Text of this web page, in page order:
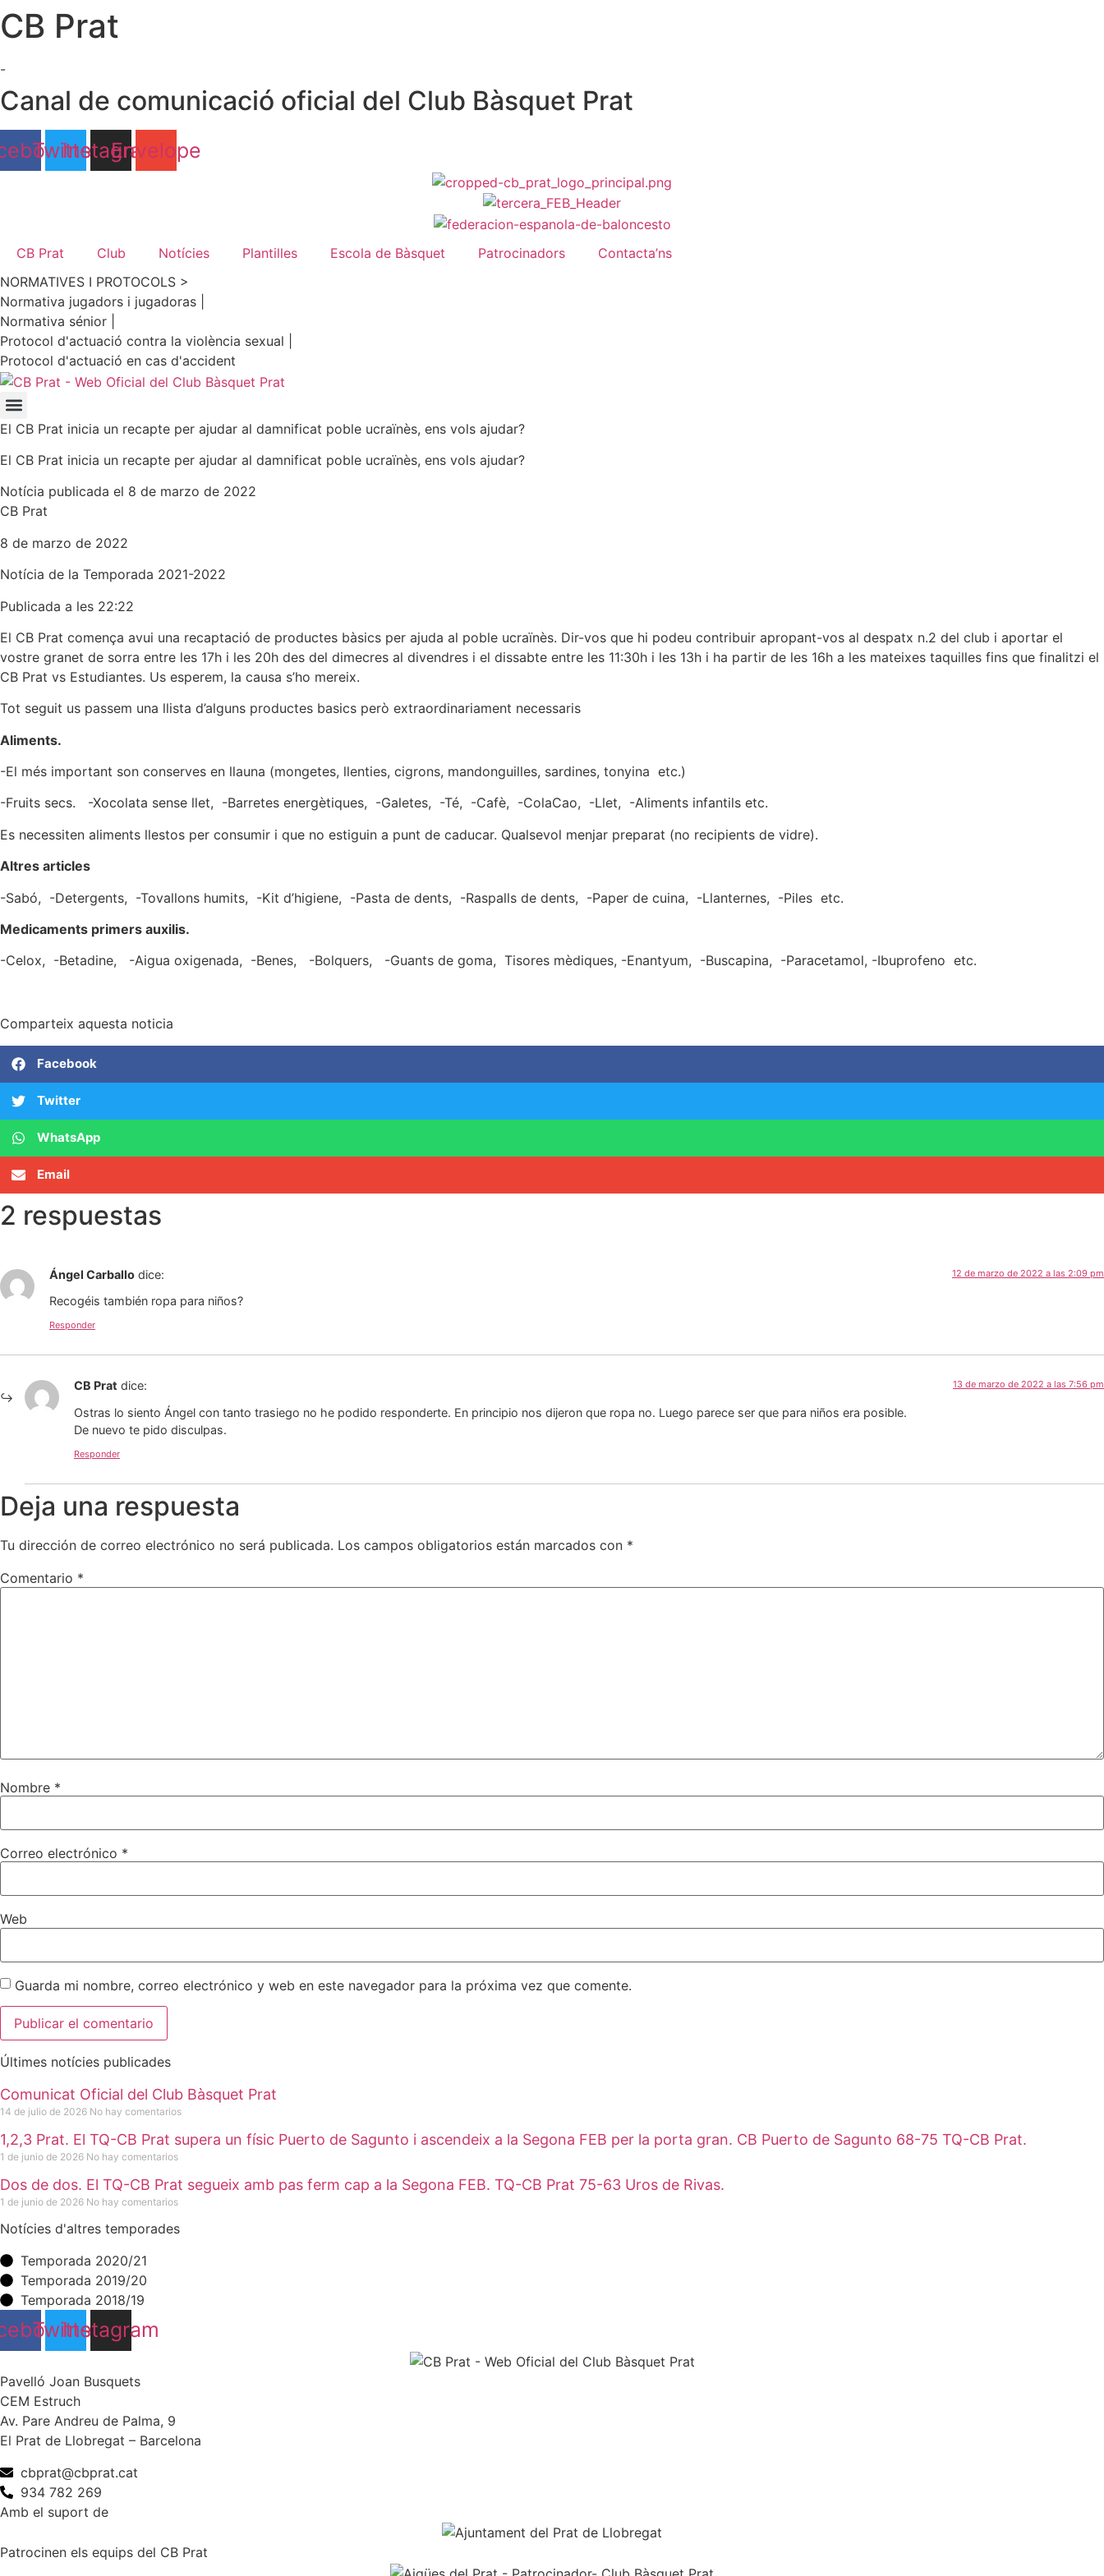
Ir
al
CB Prat
-
Canal de comunicació oficial del Club Bàsquet Prat
Twitter
Instagram
Envelope
CB Prat Club Notícies Plantilles Escola de Bàsquet Patrocinadors
Contacta’ns
NORMATIVES I PROTOCOLS >
Normativa jugadors i jugadoras |
Normativa sénior |
Protocol d'actuació contra la violència sexual |
Protocol d'actuació en cas d'accident
El CB Prat inicia un recapte per ajudar al damnificat poble ucraïnès, ens vols ajudar?
El CB Prat inicia un recapte per ajudar al damnificat poble ucraïnès, ens vols ajudar?
Notícia publicada el 8 de marzo de 2022
CB Prat
8 de marzo de 2022
Notícia de la Temporada 2021-2022
Publicada a les 22:22
El CB Prat comença avui una recaptació de productes bàsics per ajuda al poble ucraïnès. Dir-vos que hi podeu contribuir apropant-vos al despatx n.2 del club i aportar el
vostre granet de sorra entre les 17h i les 20h des del dimecres al divendres i el dissabte entre les 11:30h i les 13h i ha partir de les 16h a les mateixes taquilles fins que finalitzi el
CB Prat vs Estudiantes. Us esperem, la causa s’ho mereix.
Tot seguit us passem una llista d’alguns productes basics però extraordinariament necessaris
Aliments.
-El més important son conserves en llauna (mongetes, llenties, cigrons, mandonguilles, sardines, tonyina etc.)
-Fruits secs. -Xocolata sense llet, -Barretes energètiques, -Galetes, -Té, -Cafè, -ColaCao, -Llet, -Aliments infantils etc.
Es necessiten aliments llestos per consumir i que no estiguin a punt de caducar. Qualsevol menjar preparat (no recipients de vidre).
Altres articles
-Sabó, -Detergents, -Tovallons humits, -Kit d’higiene, -Pasta de dents, -Raspalls de dents, -Paper de cuina, -Llanternes, -Piles etc.
Medicaments primers auxilis.
-Celox, -Betadine, -Aigua oxigenada, -Benes, -Bolquers, -Guants de goma, Tisores mèdiques, -Enantyum, -Buscapina, -Paracetamol, -Ibuprofeno etc.
Comparteix aquesta noticia
Facebook
Twitter
WhatsApp
Email
2 respuestas
Ángel Carballo dice: 12 de marzo de 2022 a las 2:09 pm
Recogéis también ropa para niños?
Responder
CB Prat dice: 13 de marzo de 2022 a las 7:56 pm
Ostras lo siento Ángel con tanto trasiego no he podido responderte. En principio nos dijeron que ropa no. Luego parece ser que para niños era posible.
De nuevo te pido disculpas.
Responder
Deja una respuesta
Tu dirección de correo electrónico no será publicada. Los campos obligatorios están marcados con *
Comentario *
Nombre *
Correo electrónico *
Web
Guarda mi nombre, correo electrónico y web en este navegador para la próxima vez que comente.
Últimes notícies publicades
Comunicat Oficial del Club Bàsquet Prat
14 de julio de 2026 No hay comentarios
1,2,3 Prat. El TQ-CB Prat supera un físic Puerto de Sagunto i ascendeix a la Segona FEB per la porta gran. CB Puerto de Sagunto 68-75 TQ-CB Prat.
1 de junio de 2026 No hay comentarios
Dos de dos. El TQ-CB Prat segueix amb pas ferm cap a la Segona FEB. TQ-CB Prat 75-63 Uros de Rivas.
1 de junio de 2026 No hay comentarios
Notícies d'altres temporades
Temporada 2020/21
Temporada 2019/20
Temporada 2018/19
Twitter
Instagram
Pavelló Joan Busquets
CEM Estruch
Av. Pare Andreu de Palma, 9
El Prat de Llobregat – Barcelona
cbprat@cbprat.cat
934 782 269
Amb el suport de
Patrocinen els equips del CB Prat